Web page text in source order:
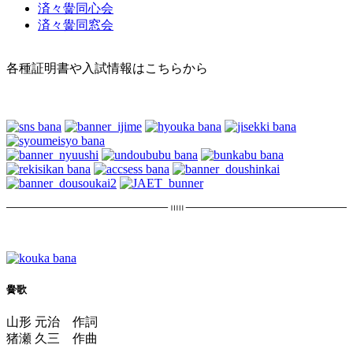
済々黌同心会
済々黌同窓会
各種証明書や入試情報はこちらから
黌歌
山形 元治 作詞
猪瀬 久三 作曲